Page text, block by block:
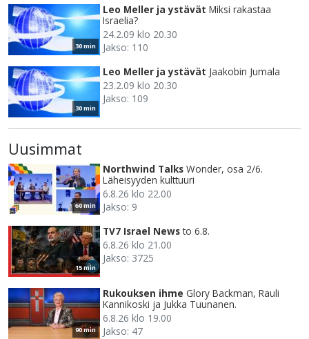
30 min
Leo Meller ja ystävät Miksi rakastaa
Israelia?
24.2.09 klo 20.30
Jakso: 110
30 min
Leo Meller ja ystävät Jaakobin Jumala
23.2.09 klo 20.30
Jakso: 109
Uusimmat
60 min
Northwind Talks Wonder, osa 2/6.
Läheisyyden kulttuuri
6.8.26 klo 22.00
Jakso: 9
15 min
TV7 Israel News to 6.8.
6.8.26 klo 21.00
Jakso: 3725
90 min
Rukouksen ihme Glory Backman, Rauli
Kannikoski ja Jukka Tuunanen.
6.8.26 klo 19.00
Jakso: 47